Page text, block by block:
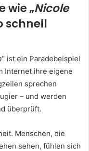
wie „Nicole
schnell
“ ist ein Paradebeispiel
Internet ihre eigene
sprechen
– und werden
überprüft.
Menschen, die
sehen, fühlen sich